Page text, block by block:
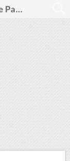
Revista Espaço Brinquedo e Papelaria #156